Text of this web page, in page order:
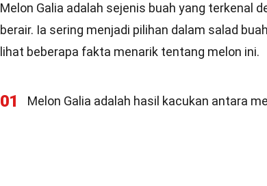
Melon Galia adalah sejenis buah yang terkenal
berair. Ia sering menjadi pilihan dalam salad
lihat beberapa fakta menarik tentang melon ini.
01 Melon Galia adalah hasil kacukan antara